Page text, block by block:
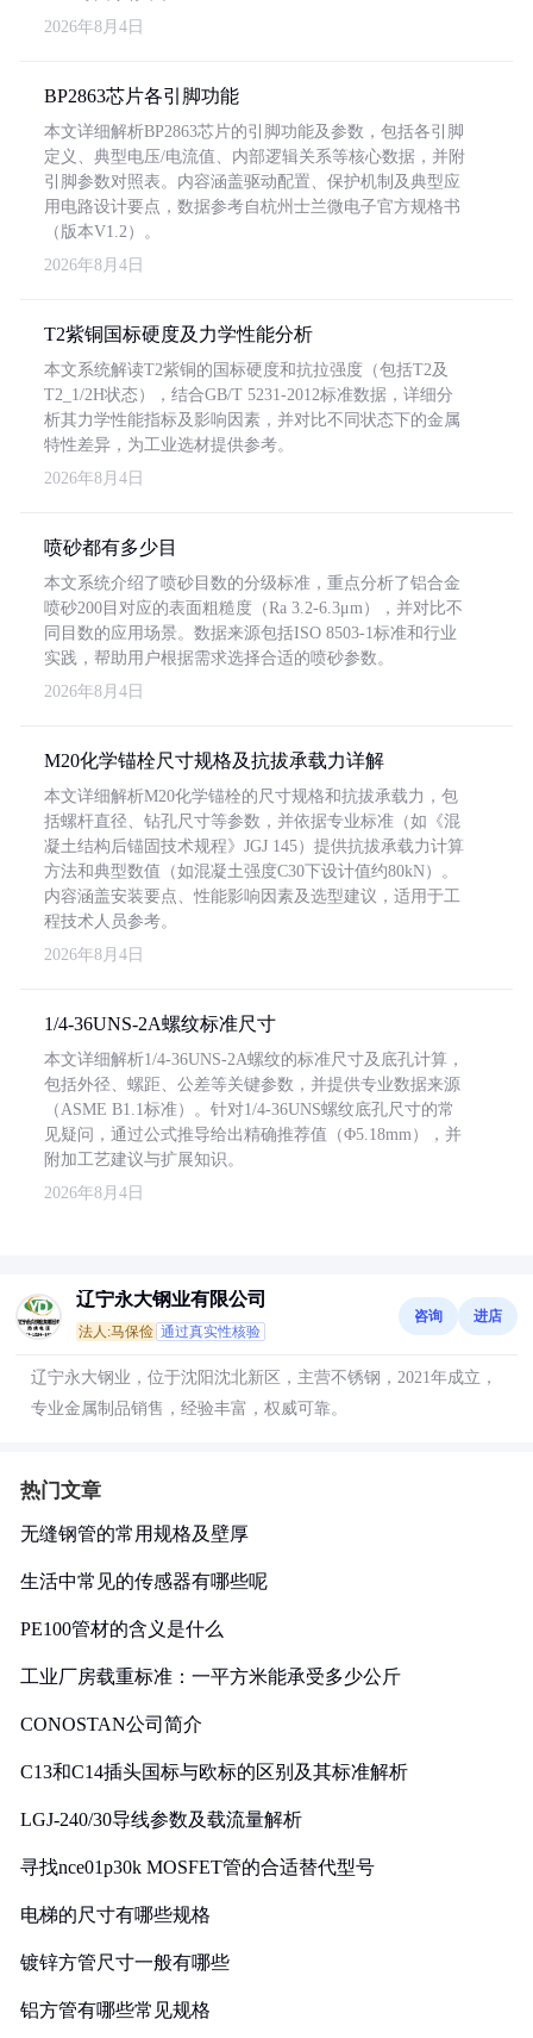
2026年8月4日
BP2863芯片各引脚功能
本文详细解析BP2863芯片的引脚功能及参数，包括各引脚
定义、典型电压/电流值、内部逻辑关系等核心数据，并附
引脚参数对照表。内容涵盖驱动配置、保护机制及典型应
用电路设计要点，数据参考自杭州士兰微电子官方规格书
（版本V1.2）。
2026年8月4日
T2紫铜国标硬度及力学性能分析
本文系统解读T2紫铜的国标硬度和抗拉强度（包括T2及
T2_1/2H状态），结合GB/T 5231-2012标准数据，详细分
析其力学性能指标及影响因素，并对比不同状态下的金属
特性差异，为工业选材提供参考。
2026年8月4日
喷砂都有多少目
本文系统介绍了喷砂目数的分级标准，重点分析了铝合金
喷砂200目对应的表面粗糙度（Ra 3.2-6.3μm），并对比不
同目数的应用场景。数据来源包括ISO 8503-1标准和行业
实践，帮助用户根据需求选择合适的喷砂参数。
2026年8月4日
M20化学锚栓尺寸规格及抗拔承载力详解
本文详细解析M20化学锚栓的尺寸规格和抗拔承载力，包
括螺杆直径、钻孔尺寸等参数，并依据专业标准（如《混
凝土结构后锚固技术规程》JGJ 145）提供抗拔承载力计算
方法和典型数值（如混凝土强度C30下设计值约80kN）。
内容涵盖安装要点、性能影响因素及选型建议，适用于工
程技术人员参考。
2026年8月4日
1/4-36UNS-2A螺纹标准尺寸
本文详细解析1/4-36UNS-2A螺纹的标准尺寸及底孔计算，
包括外径、螺距、公差等关键参数，并提供专业数据来源
（ASME B1.1标准）。针对1/4-36UNS螺纹底孔尺寸的常
见疑问，通过公式推导给出精确推荐值（Φ5.18mm），并
附加工艺建议与扩展知识。
2026年8月4日
辽宁永大钢业有限公司
法人:马保俭 通过真实性核验
咨询 进店
辽宁永大钢业，位于沈阳沈北新区，主营不锈钢，2021年成立，
专业金属制品销售，经验丰富，权威可靠。
热门文章
无缝钢管的常用规格及壁厚
生活中常见的传感器有哪些呢
PE100管材的含义是什么
工业厂房载重标准：一平方米能承受多少公斤
CONOSTAN公司简介
C13和C14插头国标与欧标的区别及其标准解析
LGJ-240/30导线参数及载流量解析
寻找nce01p30k MOSFET管的合适替代型号
电梯的尺寸有哪些规格
镀锌方管尺寸一般有哪些
铝方管有哪些常见规格